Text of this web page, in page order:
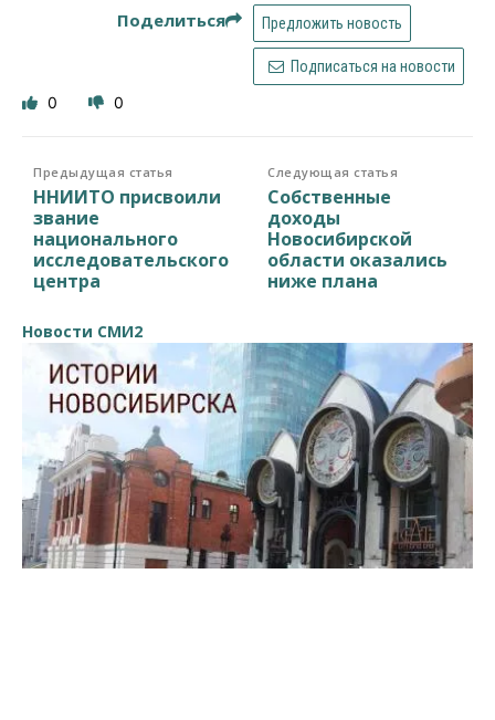
Поделиться Предложить новость
Подписаться на новости
0 0
Предыдущая статья
ННИИТО присвоили
звание
национального
исследовательского
центра
Следующая статья
Собственные
доходы
Новосибирской
области оказались
ниже плана
Новости СМИ2